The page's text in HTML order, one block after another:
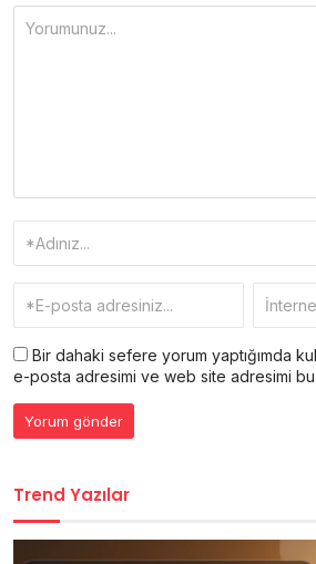
Bir dahaki sefere yorum yaptığımda
e-posta adresimi ve web site adresimi bu
Trend Yazılar